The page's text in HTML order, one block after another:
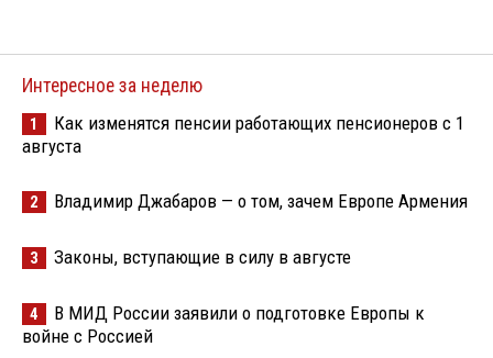
Интересное за неделю
1
Как изменятся пенсии работающих пенсионеров с 1
августа
2 Владимир Джабаров — о том, зачем Европе Армения
3 Законы, вступающие в силу в августе
4
В МИД России заявили о подготовке Европы к
войне с Россией